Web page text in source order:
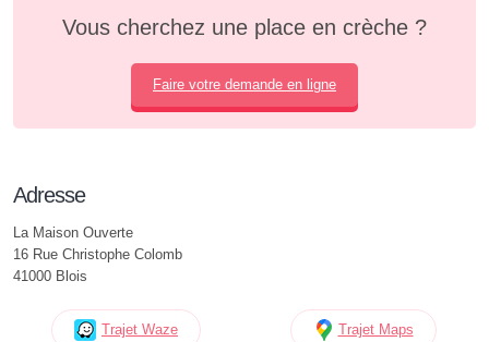
Vous cherchez une place en crèche ?
Faire votre demande en ligne
Adresse
La Maison Ouverte
16 Rue Christophe Colomb
41000 Blois
Trajet Waze Trajet Maps